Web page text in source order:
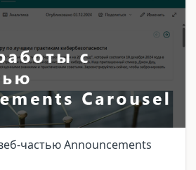
частью Announcements